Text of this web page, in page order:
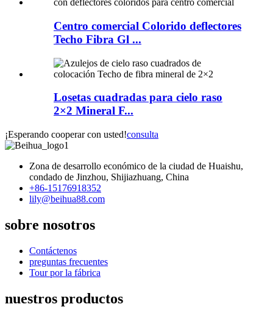
Centro comercial Colorido deflectores
Techo Fibra Gl ...
Losetas cuadradas para cielo raso
2×2 Mineral F...
¡Esperando cooperar con usted!consulta
Zona de desarrollo económico de la ciudad de Huaishu,
condado de Jinzhou, Shijiazhuang, China
+86-15176918352
lily@beihua88.com
sobre nosotros
Contáctenos
preguntas frecuentes
Tour por la fábrica
nuestros productos